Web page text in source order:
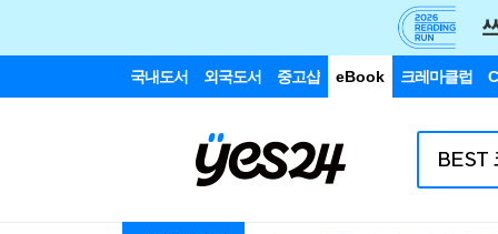
국내도서 외국도서 중고샵 eBook 크레마클럽